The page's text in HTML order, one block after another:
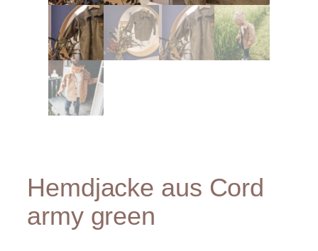
Hemdjacke aus Cord
army green